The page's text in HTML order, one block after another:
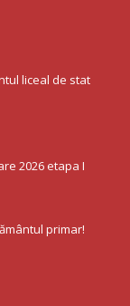
liceal de stat
2026 etapa I
primar!